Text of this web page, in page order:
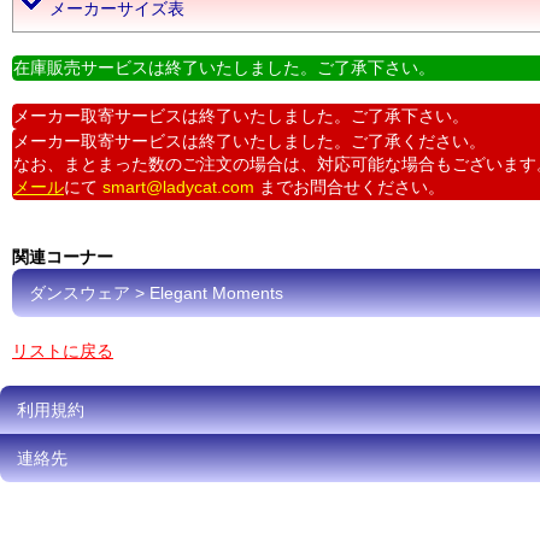
メーカーサイズ表
在庫販売サービスは終了いたしました。ご了承下さい。
メーカー取寄サービスは終了いたしました。ご了承下さい。
メーカー取寄サービスは終了いたしました。ご了承ください。
なお、まとまった数のご注文の場合は、対応可能な場合もございます
メールにて smart@ladycat.com までお問合せください。
関連コーナー
ダンスウェア > Elegant Moments
リストに戻る
利用規約
連絡先